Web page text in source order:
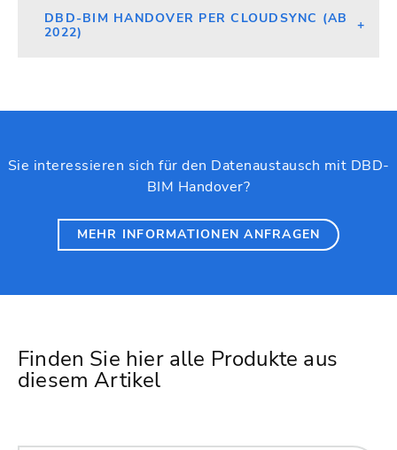
DBD-BIM HANDOVER PER CLOUDSYNC (AB
2022)
Sie interessieren sich für den Datenaustausch mit DBD-
BIM Handover?
MEHR INFORMATIONEN ANFRAGEN
Finden Sie hier alle Produkte aus
diesem Artikel